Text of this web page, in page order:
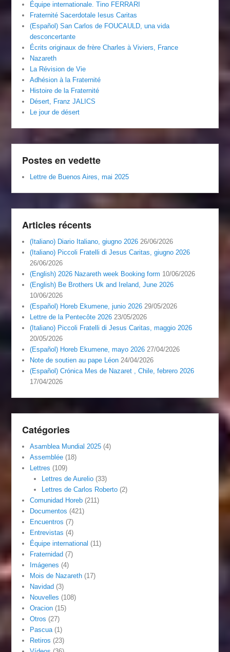
Équipe internationale. Tino FERRARI
Fraternité Sacerdotale Iesus Caritas
(Español) San Carlos de FOUCAULD, una vida
desconcertante
Écrits originaux de frère Charles à Viviers, France
Nazareth
La Révision de Vie
Adhésion à la Fraternité
Histoire de la Fraternité
Désert, Franz JALICS
Le jour de désert
Postes en vedette
Lettre de Buenos Aires, mai 2025
Articles récents
(Italiano) Diario Italiano, giugno 2026 26/06/2026
(Italiano) Piccoli Fratelli di Jesus Caritas, giugno 2026
26/06/2026
(English) 2026 Nazareth week Booking form 10/06/2026
(English) Be Brothers Uk and Ireland, June 2026
10/06/2026
(Español) Horeb Ekumene, junio 2026 29/05/2026
Lettre de la Pentecôte 2026 23/05/2026
(Italiano) Piccoli Fratelli di Jesus Caritas, maggio 2026
20/05/2026
(Español) Horeb Ekumene, mayo 2026 27/04/2026
Note de soutien au pape Léon 24/04/2026
(Español) Crónica Mes de Nazaret , Chile, febrero 2026
17/04/2026
Catégories
Asamblea Mundial 2025 (4)
Assemblée (18)
Lettres (109)
Lettres de Aurelio(33)
Lettres de Carlos Roberto(2)
Comunidad Horeb (211)
Documentos (421)
Encuentros (7)
Entrevistas (4)
Équipe international (11)
Fraternidad (7)
Imágenes (4)
Mois de Nazareth (17)
Navidad (3)
Nouvelles (108)
Oracion (15)
Otros (27)
Pascua(1)
Retiros (23)